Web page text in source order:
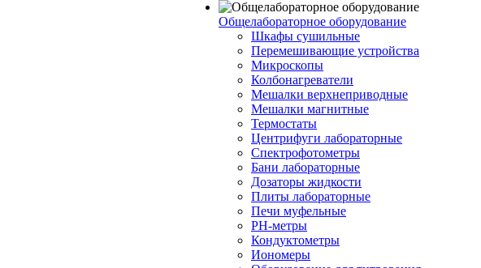
Общелабораторное оборудование
Шкафы сушильные
Перемешивающие устройства
Микроскопы
Колбонагреватели
Мешалки верхнеприводные
Мешалки магнитные
Термостаты
Центрифуги лабораторные
Спектрофотометры
Бани лабораторные
Дозаторы жидкости
Плиты лабораторные
Печи муфельные
РН-метры
Кондуктометры
Иономеры